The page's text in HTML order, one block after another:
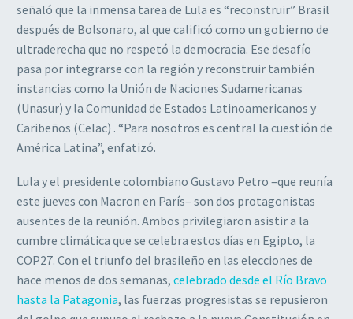
señaló que la inmensa tarea de Lula es “reconstruir” Brasil
después de Bolsonaro, al que calificó como un gobierno de
ultraderecha que no respetó la democracia. Ese desafío
pasa por integrarse con la región y reconstruir también
instancias como la Unión de Naciones Sudamericanas
(Unasur) y la Comunidad de Estados Latinoamericanos y
Caribeños (Celac) . “Para nosotros es central la cuestión de
América Latina”, enfatizó.
Lula y el presidente colombiano Gustavo Petro –que reunía
este jueves con Macron en París– son dos protagonistas
ausentes de la reunión. Ambos privilegiaron asistir a la
cumbre climática que se celebra estos días en Egipto, la
COP27. Con el triunfo del brasileño en las elecciones de
hace menos de dos semanas, celebrado desde el Río Bravo
hasta la Patagonia, las fuerzas progresistas se repusieron